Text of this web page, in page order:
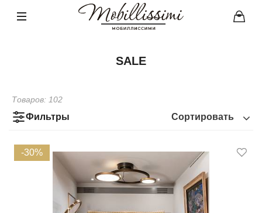
SALE
Фильтры Сортировать
Товаров: 102
-30%